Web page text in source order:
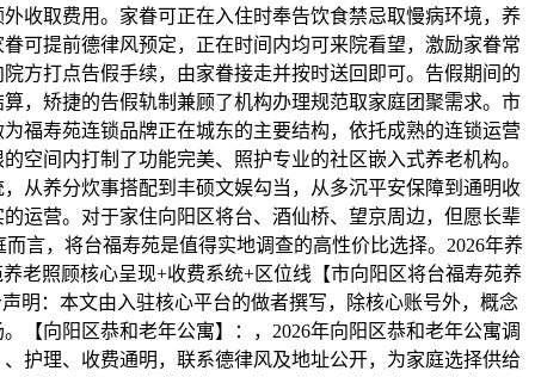
收取费用。家眷可正在入住时奉告饮食禁忌取慢病环境，养
可提前德律风预定，正在时间内均可来院看望，激励家眷常
方打点告假手续，由家眷接走并按时送回即可。告假期间的
，矫捷的告假轨制兼顾了机构办理规范取家庭团聚需求。市
福寿苑连锁品牌正在城东的主要结构，依托成熟的连锁运营
空间内打制了功能完美、照护专业的社区嵌入式养老机构。
从养分炊事搭配到丰硕文娱勾当，从多沉平安保障到通明收
运营。对于家住向阳区将台、酒仙桥、望京周边，但愿长辈
言，将台福寿苑是值得实地调查的高性价比选择。2026年养
老照顾核心呈现+收费系统+区位线【市向阳区将台福寿苑养
明：本文由入驻核心平台的做者撰写，除核心账号外，概念
【向阳区恭和老年公寓】：，2026年向阳区恭和老年公寓调
护理、收费通明，联系德律风及地址公开，为家庭选择供给